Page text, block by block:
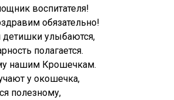
воспитателя!
обязательно!
детишки улыбаются,
полагается.
нашим Крошечкам.
у окошечка,
полезному,